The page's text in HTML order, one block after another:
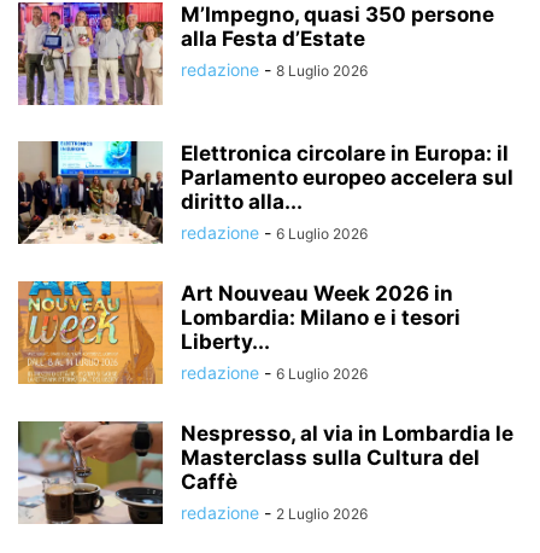
M’Impegno, quasi 350 persone
alla Festa d’Estate
redazione - 8 Luglio 2026
Elettronica circolare in Europa: il
Parlamento europeo accelera sul
diritto alla...
redazione - 6 Luglio 2026
Art Nouveau Week 2026 in
Lombardia: Milano e i tesori
Liberty...
redazione - 6 Luglio 2026
Nespresso, al via in Lombardia le
Masterclass sulla Cultura del
Caffè
redazione - 2 Luglio 2026